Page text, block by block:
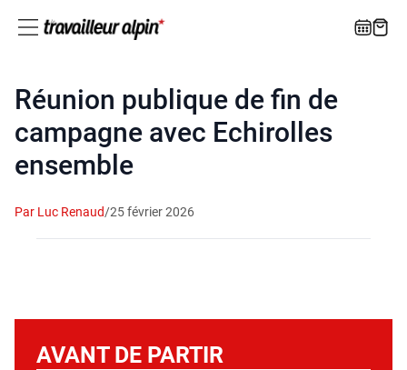
Réunion publique de fin de
campagne avec Echirolles
ensemble
Par Luc Renaud/25 février 2026
AVANT DE PARTIR